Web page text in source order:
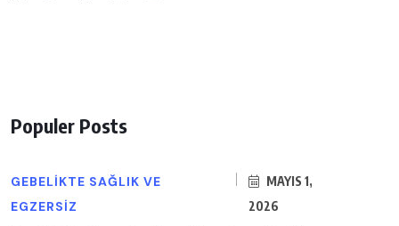
Populer Posts
GEBELIKTE SAĞLIK VE
EGZERSIZ
MAYIS 1,
2026